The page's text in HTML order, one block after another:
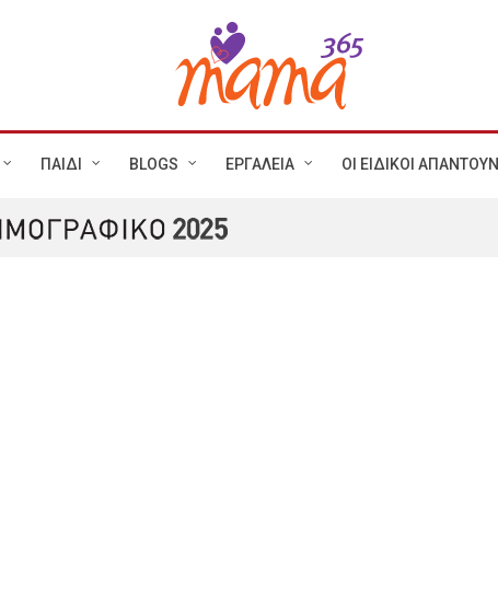
ΠΑΙΔΙ BLOGS ΕΡΓΑΛΕΙΑ ΟΙ ΕΙΔΙΚΟΙ ΑΠΑΝΤΟΥΝ